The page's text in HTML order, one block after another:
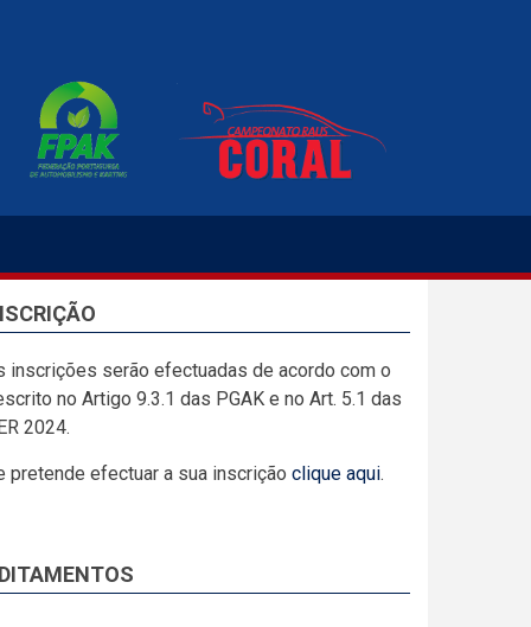
inscrições serão efectuadas de acordo com o
no Artigo 9.3.1 das PGAK e no Art. 5.1 das
2024.
pretende efectuar a sua inscrição clique aqui.